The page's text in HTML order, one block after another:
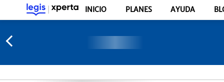
INICIO PLANES AYUDA